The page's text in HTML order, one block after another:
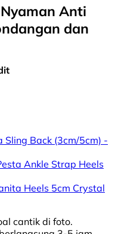
Anti
dan
Sling Back (3cm/5cm) -
Ankle Strap Heels
Heels 5cm Crystal
cantik di foto.